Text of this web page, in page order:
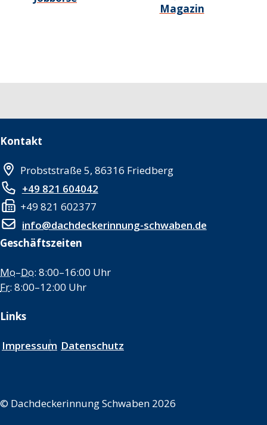
Magazin
Kontakt
Probststraße 5, 86316 Friedberg
+49 821 604042
+49 821 602377
info@dachdeckerinnung-schwaben.de
Geschäftszeiten
Mo–Do: 8:00–16:00 Uhr
Fr: 8:00–12:00 Uhr
Links
Impressum Datenschutz
© Dachdeckerinnung Schwaben 2026